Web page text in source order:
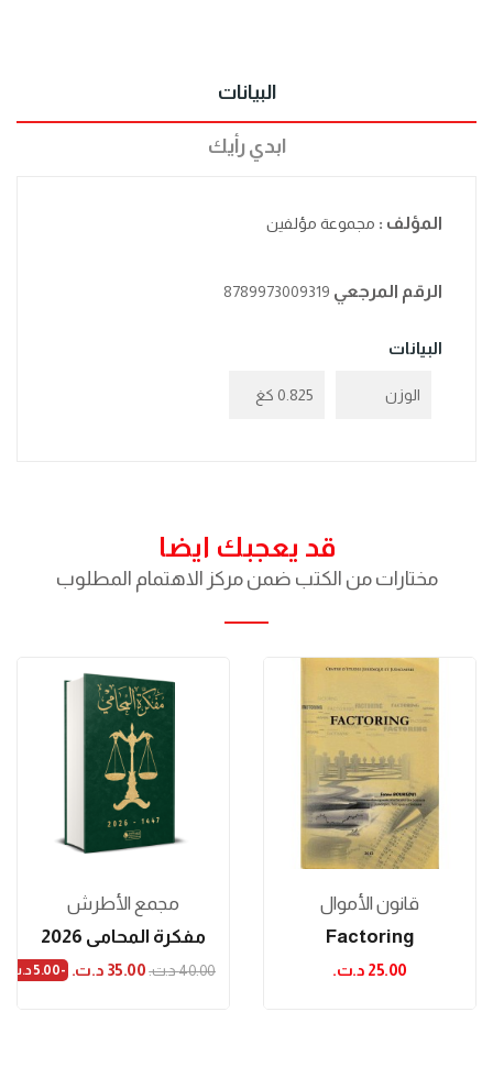
البيانات
ابدي رأيك
المؤلف : مجموعة مؤلفين
الرقم المرجعي 8789973009319
البيانات
الوزن 0.825 كغ
قد يعجبك ايضا
مختارات من الكتب ضمن مركز الاهتمام المطلوب
مجمع الأطرش
مفكرة المحامي 2026
40.00 د.ت.‏ 35.00 د.ت.‏ -5.00 د.ت.‏
قانون الأموال
Factoring
25.00 د.ت.‏